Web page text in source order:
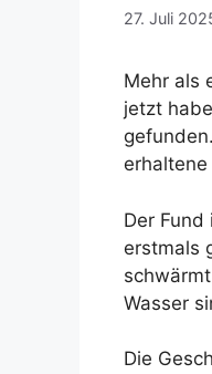
27. Juli
Mehr als
jetzt
Der
erstmals
Wasser
Die